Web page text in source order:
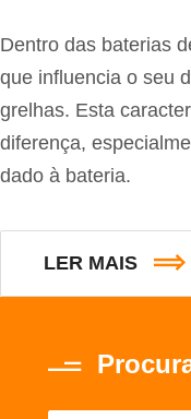
Dentro das baterias
que influencia o seu
grelhas. Esta
diferença,
dado à bateria.
LER MAIS